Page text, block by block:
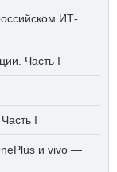
ИТ-
Часть I
I
и vivo —